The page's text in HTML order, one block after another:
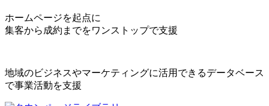
ホームページを起点に
集客から成約までをワンストップで支援
地域のビジネスやマーケティングに活用できるデータベース
で事業活動を支援